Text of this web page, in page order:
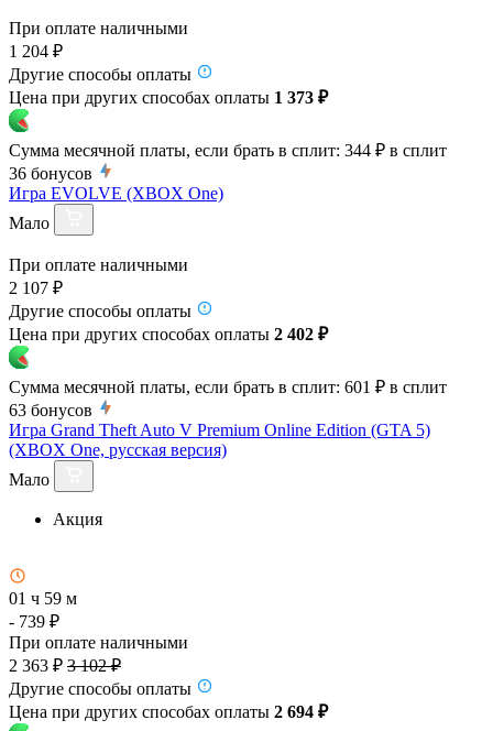
При оплате наличными
1 204 ₽
Другие способы оплаты
Цена при других способах оплаты 1 373 ₽
Сумма месячной платы, если брать в сплит: 344 ₽ в сплит
36 бонусов
Игра EVOLVE (XBOX One)
Мало
При оплате наличными
2 107 ₽
Другие способы оплаты
Цена при других способах оплаты 2 402 ₽
Сумма месячной платы, если брать в сплит: 601 ₽ в сплит
63 бонусов
Игра Grand Theft Auto V Premium Online Edition (GTA 5)
(XBOX One, русская версия)
Мало
Акция
01 ч 59 м
- 739 ₽
При оплате наличными
2 363 ₽ 3 102 ₽
Другие способы оплаты
Цена при других способах оплаты 2 694 ₽